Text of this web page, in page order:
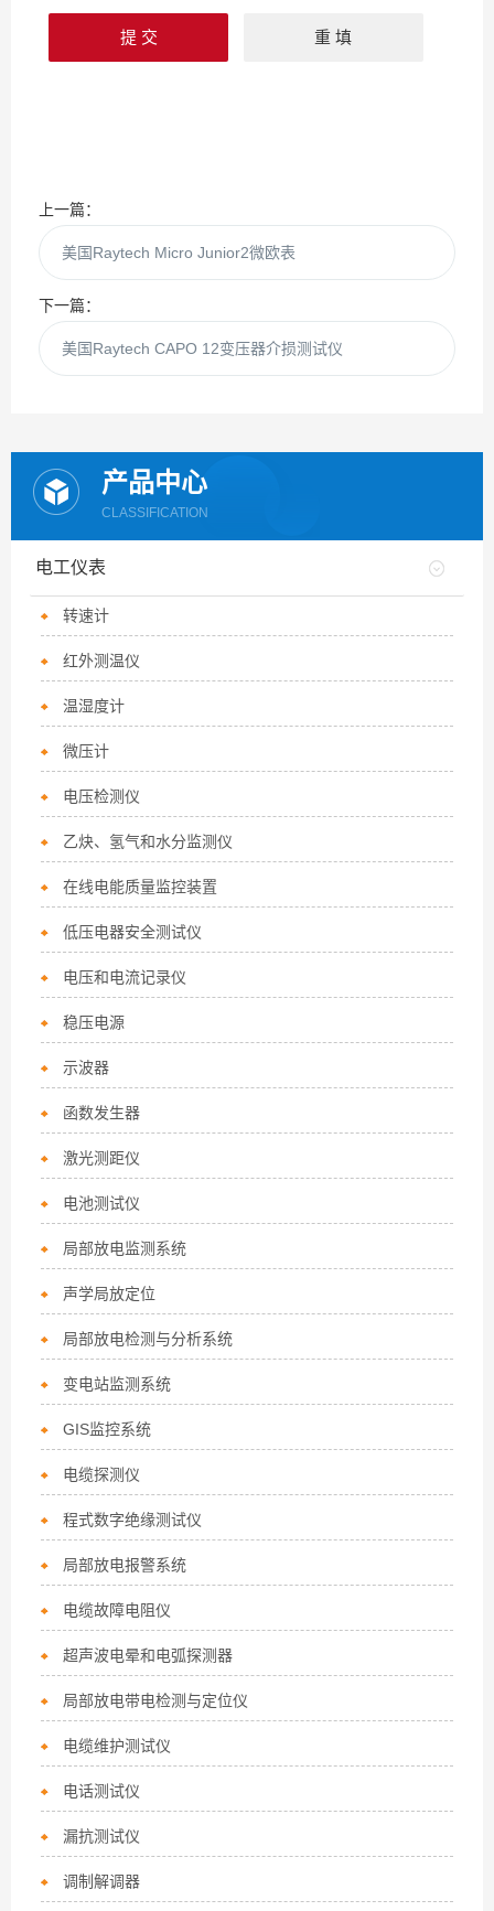
上一篇：
美国Raytech Micro Junior2微欧表
下一篇：
美国Raytech CAPO 12变压器介损测试仪
产品中心
CLASSIFICATION
电工仪表
转速计
红外测温仪
温湿度计
微压计
电压检测仪
乙炔、氢气和水分监测仪
在线电能质量监控装置
低压电器安全测试仪
电压和电流记录仪
稳压电源
示波器
函数发生器
激光测距仪
电池测试仪
局部放电监测系统
声学局放定位
局部放电检测与分析系统
变电站监测系统
GIS监控系统
电缆探测仪
程式数字绝缘测试仪
局部放电报警系统
电缆故障电阻仪
超声波电晕和电弧探测器
局部放电带电检测与定位仪
电缆维护测试仪
电话测试仪
漏抗测试仪
调制解调器